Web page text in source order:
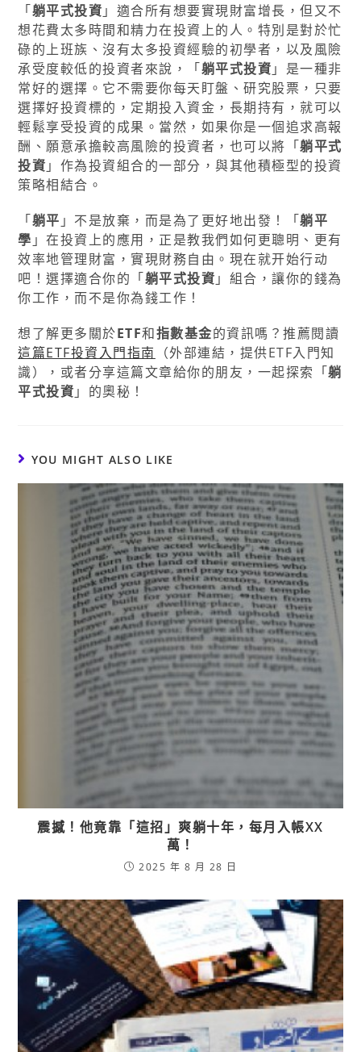
「躺平式投資 」適合所有想要實現財富增長，但又不
想花費太多時間和精力在投資上的人。特別是對於忙
碌的上班族、沒有太多投資經驗的初學者，以及風險
承受度較低的投資者來說，「躺平式投資 」是一種非
常好的選擇。它不需要你每天盯盤、研究股票，只要
選擇好投資標的，定期投入資金，長期持有，就可以
輕鬆享受投資的成果。當然，如果你是一個追求高報
酬、願意承擔較高風險的投資者，也可以將「躺平式
投資 」作為投資組合的一部分，與其他積極型的投資
策略相結合。
「躺平 」不是放棄，而是為了更好地出發！「躺平
學 」在投資上的應用，正是教我們如何更聰明、更有
效率地管理財富，實現財務自由。現在就开始行动
吧！選擇適合你的「躺平式投資 」組合，讓你的錢為
你工作，而不是你為錢工作！
想了解更多關於ETF和指數基金的資訊嗎？推薦閱讀
這篇ETF投資入門指南
（外部連結，提供ETF入門知
識），或者分享這篇文章給你的朋友，一起探索「躺
平式投資 」的奧秘！
YOU MIGHT ALSO LIKE
震撼！他竟靠「這招」爽躺十年，每月入帳XX
萬！
2025 年 8 月 28 日